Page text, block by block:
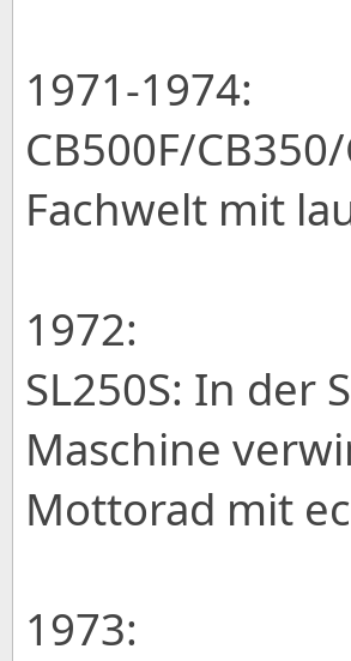
1971-1974:
CB500F/
Fachwelt mit
1972:
SL250S: In der
Maschine
Mottorad mit
1973: